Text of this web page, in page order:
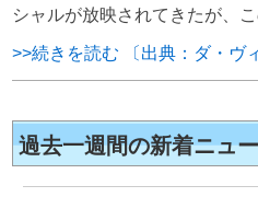
シャルが放映されてきたが、
>>続きを読む 〔出典：ダ・ヴ
過去一週間の新着ニュ